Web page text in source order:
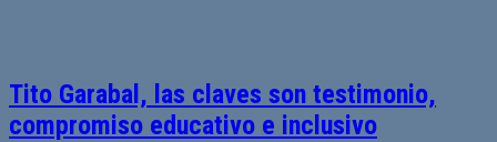
Tito Garabal, las claves son testimonio,
compromiso educativo e inclusivo